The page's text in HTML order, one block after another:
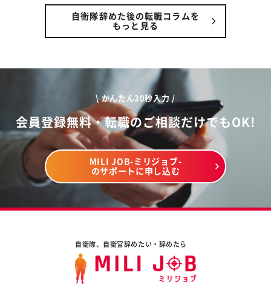
自衛隊辞めた後の転職コラムを
もっと見る
\ かんたん30秒入力 /
会員登録無料・転職のご相談だけでもOK!
MILI JOB-ミリジョブ-
のサポートに申し込む
自衛隊、自衛官辞めたい・辞めたら